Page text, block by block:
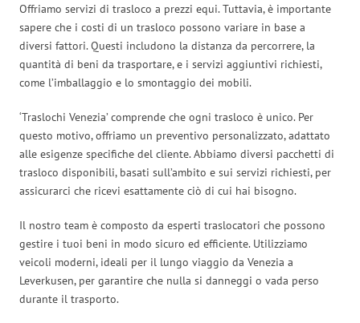
Offriamo servizi di trasloco a prezzi equi. Tuttavia, è importante
sapere che i costi di un trasloco possono variare in base a
diversi fattori. Questi includono la distanza da percorrere, la
quantità di beni da trasportare, e i servizi aggiuntivi richiesti,
come l’imballaggio e lo smontaggio dei mobili.
‘Traslochi Venezia’ comprende che ogni trasloco è unico. Per
questo motivo, offriamo un preventivo personalizzato, adattato
alle esigenze specifiche del cliente. Abbiamo diversi pacchetti di
trasloco disponibili, basati sull’ambito e sui servizi richiesti, per
assicurarci che ricevi esattamente ciò di cui hai bisogno.
Il nostro team è composto da esperti traslocatori che possono
gestire i tuoi beni in modo sicuro ed efficiente. Utilizziamo
veicoli moderni, ideali per il lungo viaggio da Venezia a
Leverkusen, per garantire che nulla si danneggi o vada perso
durante il trasporto.